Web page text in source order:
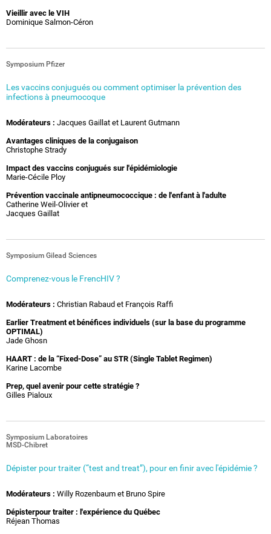
Vieillir avec le VIH
Dominique Salmon-Céron
Symposium Pfizer
Les vaccins conjugués ou comment optimiser la prévention des
infections à pneumocoque
Modérateurs : Jacques Gaillat et Laurent Gutmann
Avantages cliniques de la conjugaison
Christophe Strady
Impact des vaccins conjugués sur l'épidémiologie
Marie-Cécile Ploy
Prévention vaccinale antipneumococcique : de l'enfant à l'adulte
Catherine Weil-Olivier et
Jacques Gaillat
Symposium Gilead Sciences
Comprenez-vous le FrencHIV ?
Modérateurs : Christian Rabaud et François Raffi
Earlier Treatment et bénéfices individuels (sur la base du programme
OPTIMAL)
Jade Ghosn
HAART : de la “Fixed-Dose” au STR (Single Tablet Regimen)
Karine Lacombe
Prep, quel avenir pour cette stratégie ?
Gilles Pialoux
Symposium Laboratoires
MSD-Chibret
Dépister pour traiter (“test and treat”), pour en finir avec l'épidémie ?
Modérateurs : Willy Rozenbaum et Bruno Spire
Dépisterpour traiter : l'expérience du Québec
Réjean Thomas